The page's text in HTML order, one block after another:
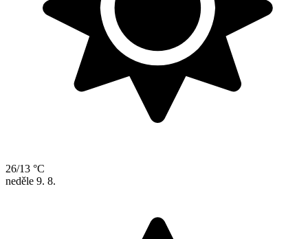
26/13 °C
neděle 9. 8.